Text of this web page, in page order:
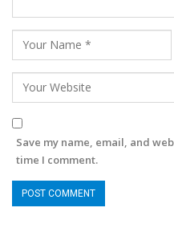
Save my name, email, and
time I comment.